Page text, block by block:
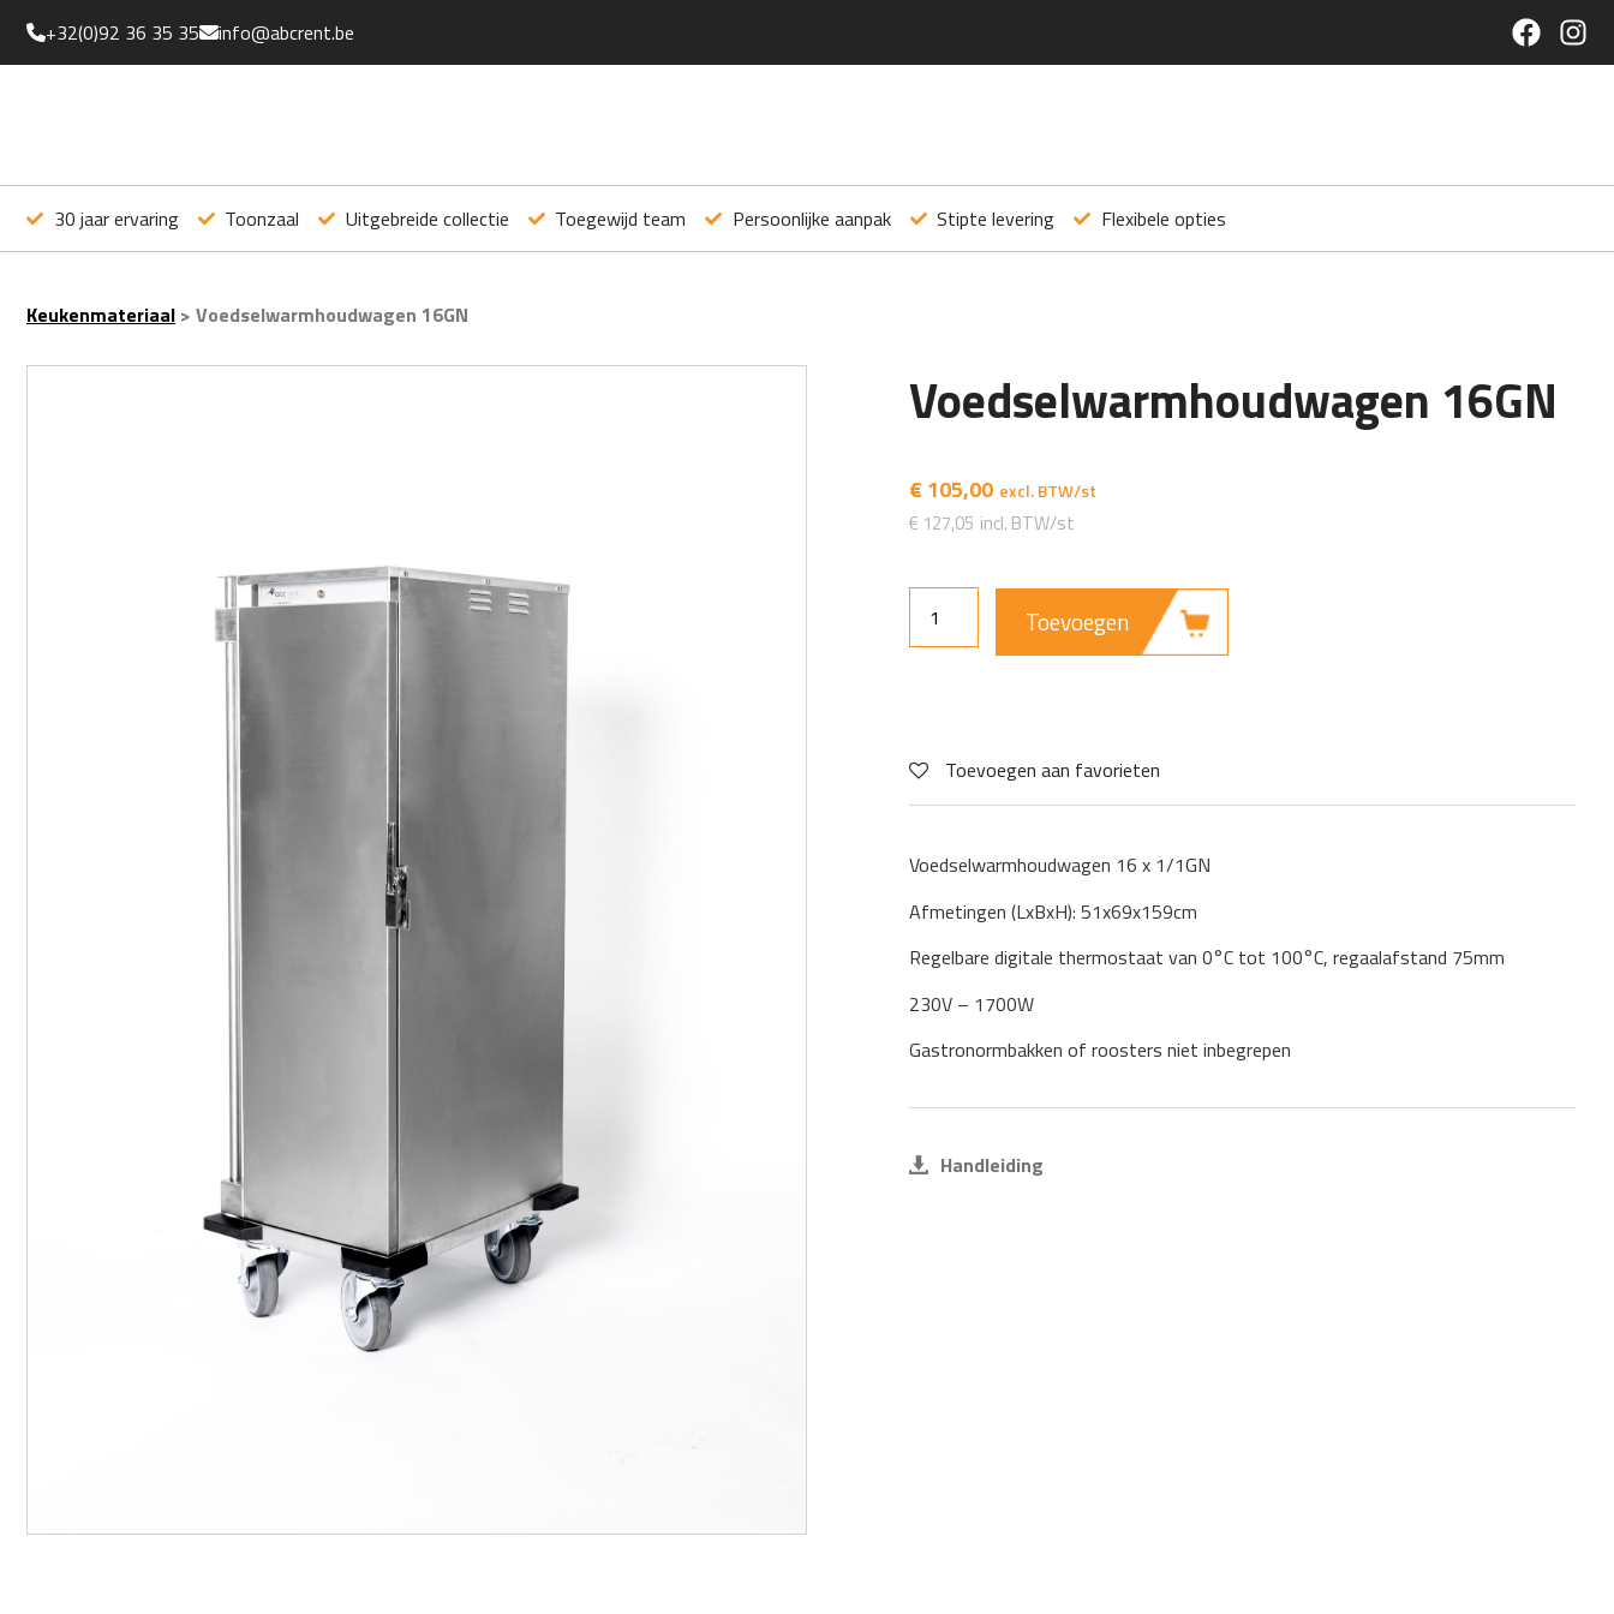
+32(0)92 36 35 35 info@abcrent.be
30 jaar ervaring Toonzaal Uitgebreide collectie Toegewijd team Persoonlijke aanpak Stipte levering Flexibele opties
Keukenmateriaal > Voedselwarmhoudwagen 16GN
Voedselwarmhoudwagen 16GN
€ 105,00
€ 127,05
Toevoegen
Toevoegen aan favorieten
Voedselwarmhoudwagen 16 x 1/1GN
Afmetingen (LxBxH): 51x69x159cm
Regelbare digitale thermostaat van 0°C tot 100°C, regaalafstand 75mm
230V – 1700W
Gastronormbakken of roosters niet inbegrepen
Handleiding